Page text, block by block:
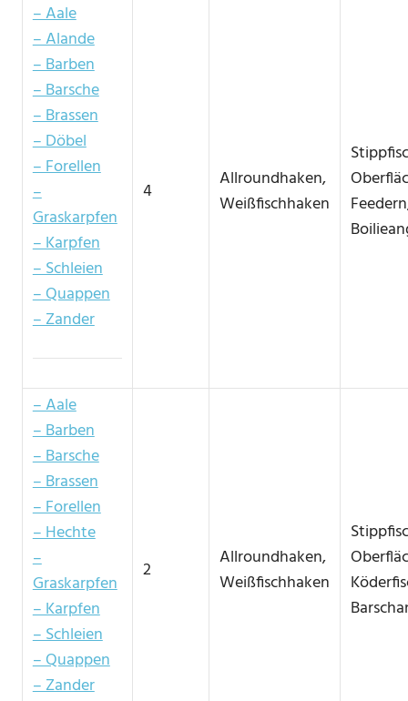
– Aale
– Alande
– Barben
– Barsche
– Brassen
– Döbel
– Forellen
–
Graskarpfen
– Karpfen
– Schleien
– Quappen
– Zander
4
Allroundhaken,
Weißfischhaken
– Aale
– Barben
– Barsche
– Brassen
– Forellen
– Hechte
–
Graskarpfen
– Karpfen
– Schleien
– Quappen
– Zander
2
Allroundhaken,
Weißfischhaken